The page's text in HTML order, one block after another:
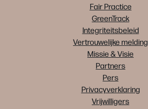
Fair Practice
GreenTrack
Integriteitsbeleid
Vertrouwelijke melding
Missie & Visie
Partners
Pers
Privacyverklaring
Vrijwilligers